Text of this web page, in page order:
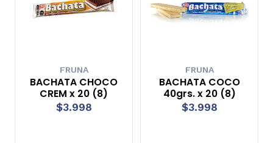
FRUNA
BACHATA CHOCO
CREM x 20 (8)
$3.998
FRUNA
BACHATA COCO
40grs. x 20 (8)
$3.998